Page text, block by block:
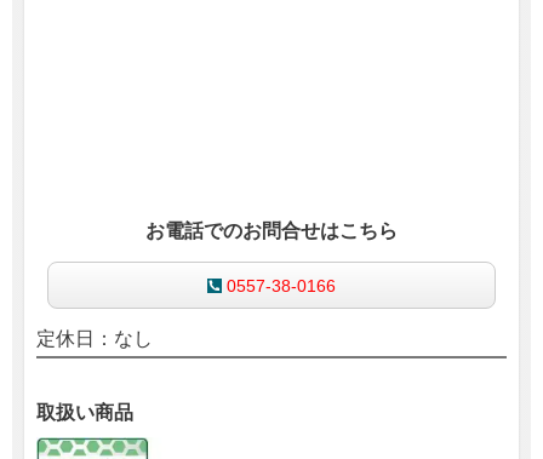
お電話でのお問合せはこちら
0557-38-0166
定休日：なし
取扱い商品